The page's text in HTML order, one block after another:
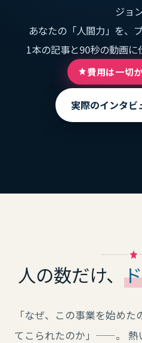
ジョン
あなたの「人間力」を、
1本の記事と90秒の動画に
費用は一切
実際のインタビ
人の数だけ、
「なぜ、この事業を始め
てこられたのか」——。 熱